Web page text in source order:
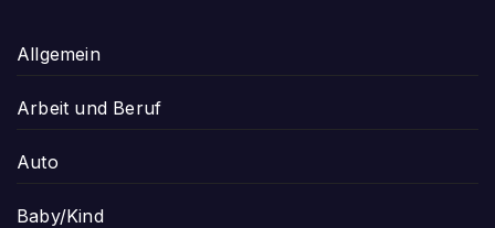
Allgemein
Arbeit und Beruf
Auto
Baby/Kind